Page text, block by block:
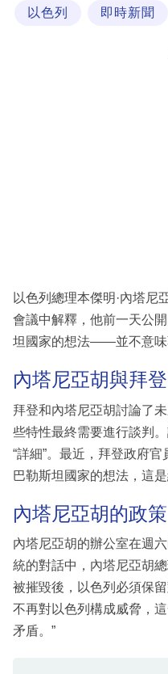
區
以色列 即時新聞
以色列總理本傑明·內塔尼
會議中解釋，他前一天公
坦國家的想法——並不意味
內塔尼亞胡與拜
拜登和內塔尼亞胡討論了
些特性最終需要進行談判
“詳細”。最近，拜登政府
巴勒斯坦國家的想法，這是
內塔尼亞胡的政策
內塔尼亞胡的辦公室在週
統的對話中，內塔尼亞胡
被摧毀後，以色列必須保
不再對以色列構成威脅，
矛盾。”